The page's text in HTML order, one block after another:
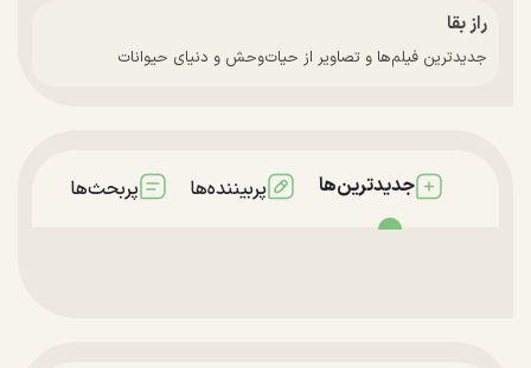
راز بقا
جدیدترین فیلم‌ها و تصاویر از حیات‌وحش و دنیای حیوانات
جدیدترین‌ها پربیننده‌ها پربحث‌ها